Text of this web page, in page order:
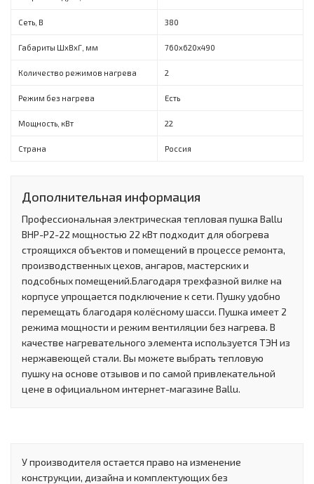
Сеть, В 380
Габариты ШхВхГ, мм 760х620х490
Количество режимов нагрева 2
Режим без нагрева Есть
Мощность, кВт 22
Страна Россия
Дополнительная информация
Профессиональная электрическая тепловая пушка Ballu
BHP-P2-22 мощностью 22 кВт подходит для обогрева
строящихся объектов и помещений в процессе ремонта,
производственных цехов, ангаров, мастерских и
подсобных помещений.Благодаря трехфазной вилке на
корпусе упрощается подключение к сети. Пушку удобно
перемещать благодаря колёсному шасси. Пушка имеет 2
режима мощности и режим вентиляции без нагрева. В
качестве нагревательного элемента используется ТЭН из
нержавеющей стали. Вы можете выбрать тепловую
пушку на основе отзывов и по самой привлекательной
цене в официальном интернет-магазине Ballu.
У производителя остается право на изменение
конструкции, дизайна и комплектующих без